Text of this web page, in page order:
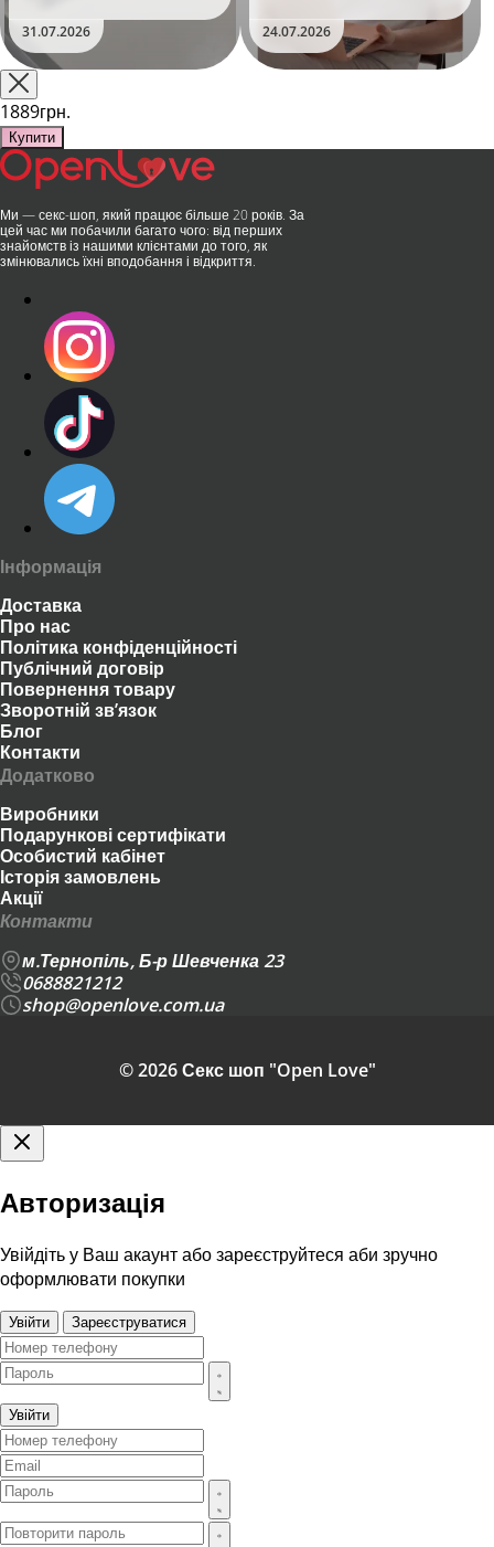
та вже встиг стати сенсацією
на міжнародній виставці API
Shanghai-2026!​LOVISS - це
поєднання унікальної естетики
та бездога..
31.07.2026
безшумні моторчики та
стильний дизайн перетворили
їх на гаджет, який багато хто
використовує, тестує у
24.07.2026
1889грн.
Купити
Ми — секс-шоп, який працює більше 20 років. За
цей час ми побачили багато чого: від перших
знайомств із нашими клієнтами до того, як
змінювались їхні вподобання і відкриття.
Інформація
Доставка
Про нас
Політика конфіденційності
Публічний договір
Повернення товару
Зворотній зв’язок
Блог
Контакти
Додатково
Виробники
Подарункові сертифікати
Особистий кабінет
Історія замовлень
Акції
Контакти
м.Тернопіль, Б-р Шевченка 23
0688821212
shop@openlove.com.ua
© 2026 Секс шоп "Open Love"
Авторизація
Увійдіть у Ваш акаунт або зареєструйтеся аби зручно
оформлювати покупки
Увійти Зареєструватися
Увійти